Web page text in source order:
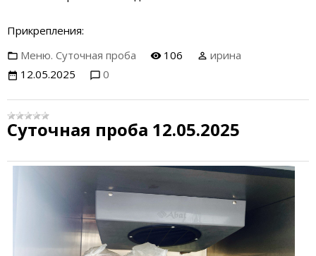
Прикрепления:
Меню. Суточная проба
106
ирина
12.05.2025
0
Суточная проба 12.05.2025